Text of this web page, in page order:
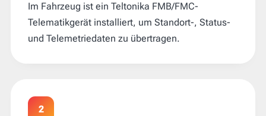
Im Fahrzeug ist ein Teltonika FMB/FMC-
Telematikgerät installiert, um Standort-, Status-
und Telemetriedaten zu übertragen.
2